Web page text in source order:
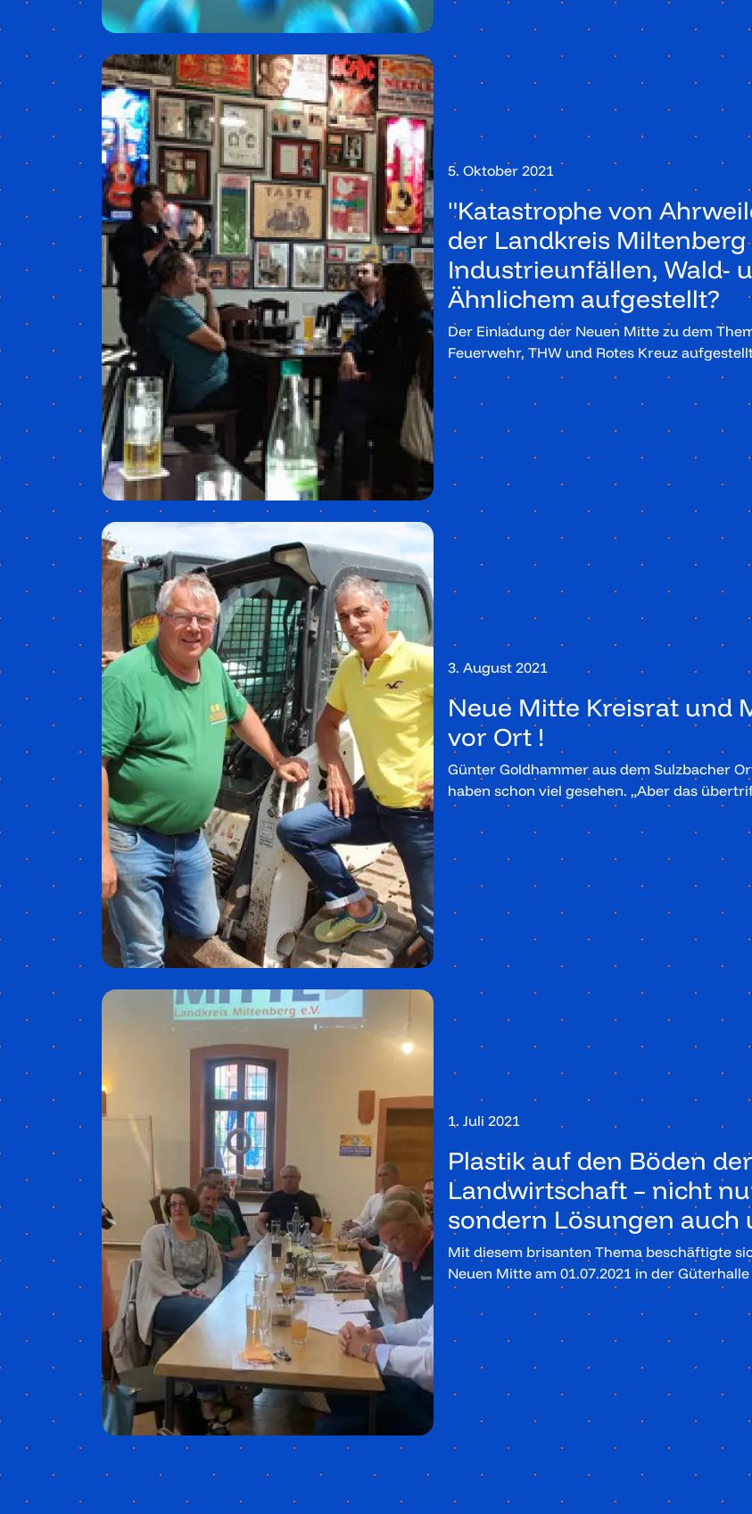
5. Oktober 2021
"Katastrophe von
der Landkreis
Industrieunfällen, Wald-
Ähnlichem aufgestellt?
Der Einladung der Neuen Mitte zu dem
Feuerwehr, THW und Rotes Kreuz
3. August 2021
Neue Mitte Kreisrat und
vor Ort !
Günter Goldhammer aus dem Sulzbacher
haben schon viel gesehen. „Aber das
1. Juli 2021
Plastik auf den Böden
Landwirtschaft – nicht
sondern Lösungen auch
Mit diesem brisanten Thema beschäftigte
Neuen Mitte am 01.07.2021 in der